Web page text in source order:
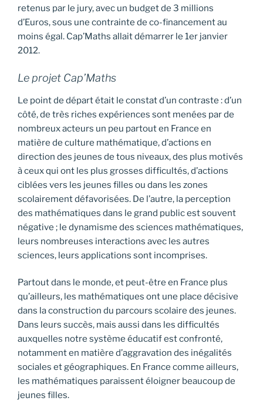
retenus par le jury, avec un budget de 3 millions
d’Euros, sous une contrainte de co-financement au
moins égal. Cap’Maths allait démarrer le 1er janvier
2012.
Le projet Cap’Maths
Le point de départ était le constat d’un contraste : d’un
côté, de très riches expériences sont menées par de
nombreux acteurs un peu partout en France en
matière de culture mathématique, d’actions en
direction des jeunes de tous niveaux, des plus motivés
à ceux qui ont les plus grosses difficultés, d’actions
ciblées vers les jeunes filles ou dans les zones
scolairement défavorisées. De l’autre, la perception
des mathématiques dans le grand public est souvent
négative ; le dynamisme des sciences mathématiques,
leurs nombreuses interactions avec les autres
sciences, leurs applications sont incomprises.
Partout dans le monde, et peut-être en France plus
qu’ailleurs, les mathématiques ont une place décisive
dans la construction du parcours scolaire des jeunes.
Dans leurs succès, mais aussi dans les difficultés
auxquelles notre système éducatif est confronté,
notamment en matière d’aggravation des inégalités
sociales et géographiques. En France comme ailleurs,
les mathématiques paraissent éloigner beaucoup de
jeunes filles.